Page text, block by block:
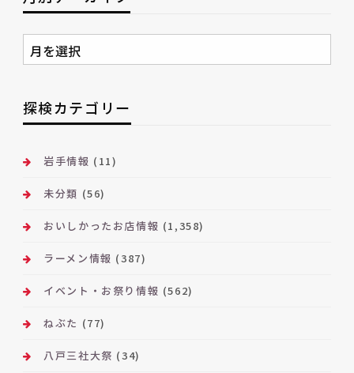
月
別
ー
カ
ブ
探検カテゴリー
岩手情報 (11)
未分類 (56)
おいしかったお店情報 (1,358)
ラーメン情報 (387)
イベント・お祭り情報 (562)
ねぶた (77)
八戸三社大祭 (34)